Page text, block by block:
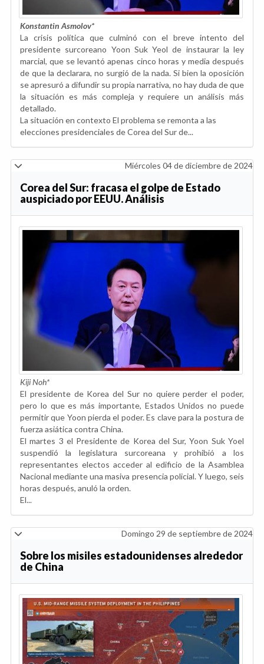
Konstantin Asmolov*
La crisis política que culminó con el breve intento del
presidente surcoreano Yoon Suk Yeol de instaurar la ley
marcial, que se levantó apenas cinco horas y media después
de que la declarara, no surgió de la nada. Si bien la oposición
se apresuró a difundir su propia narrativa, no hay duda de que
la situación es más compleja y requiere un análisis más
detallado.
La situación en contexto El problema se remonta a las
elecciones presidenciales de Corea del Sur de...
Miércoles 04 de diciembre de 2024
Corea del Sur: fracasa el golpe de Estado
auspiciado por EEUU. Análisis
Kiji Noh*
El presidente de Korea del Sur no quiere perder el poder,
pero lo que es más importante, Estados Unidos no puede
permitir que Yoon pierda el poder. Es clave para la postura de
fuerza asiática contra China.
El martes 3 el Presidente de Korea del Sur, Yoon Suk Yoel
suspendió la legislatura surcoreana y prohibió a los
representantes electos acceder al edificio de la Asamblea
Nacional mediante una masiva presencia policial. Y luego, seis
horas después, anuló la orden.
El...
Domingo 29 de septiembre de 2024
Sobre los misiles estadounidenses alrededor
de China